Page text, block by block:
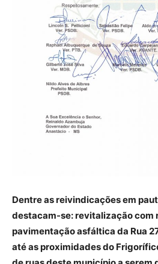
Dentre as reivindicações em
destacam-se: revitalização com
pavimentação asfáltica da Rua
até as proximidades do